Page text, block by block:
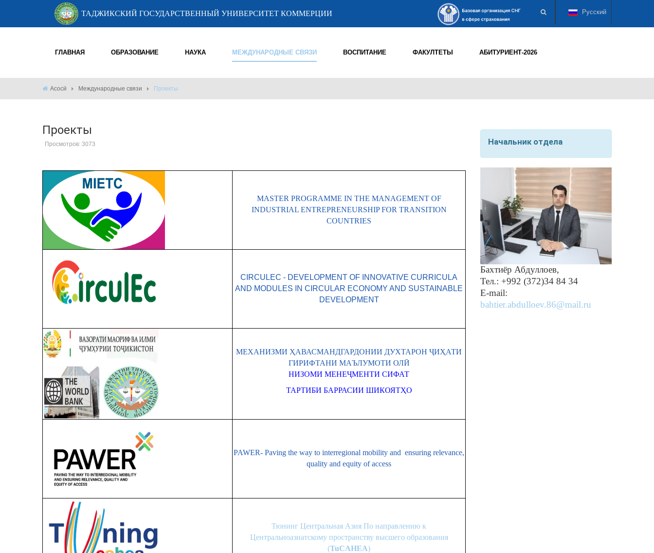
ТАДЖИКСКИЙ ГОСУДАРСТВЕННЫЙ УНИВЕРСИТЕТ КОММЕРЦИИ Русский
ГЛАВНАЯ ОБРАЗОВАНИЕ НАУКА МЕЖДУНАРОДНЫЕ СВЯЗИ ВОСПИТАНИЕ ФАКУЛТЕТЫ АБИТУРИЕНТ-2026
Асосӣ Международные связи Проекты
Проекты
Просмотров: 3073
MASTER PROGRAMME IN THE MANAGEMENT OF
INDUSTRIAL ENTREPRENEURSHIP FOR TRANSITION
COUNTRIES
CIRCULEC - DEVELOPMENT OF INNOVATIVE CURRICULA
AND MODULES IN CIRCULAR ECONOMY AND SUSTAINABLE
DEVELOPMENT
МЕХАНИЗМИ ҲАВАСМАНДГАРДОНИИ ДУХТАРОН ҶИҲАТИ
ГИРИФТАНИ МАЪЛУМОТИ ОЛӢ
НИЗОМИ МЕНЕҶМЕНТИ СИФАТ
ТАРТИБИ БАРРАСИИ ШИКОЯТҲО
PAWER- Paving the way to interregional mobility and ensuring relevance,
quality and equity of access
Тюнинг Центральная Азия По направлению к
Центральноазиатскому пространству высшего образования
(TuCAHEA)
Начальник отдела
Бахтиёр Абдуллоев,
Тел.: +992 (372)34 84 34
Е-mail:
bahtier.abdulloev.86@mail.ru